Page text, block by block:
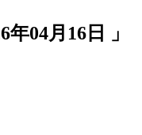
04月16日 」